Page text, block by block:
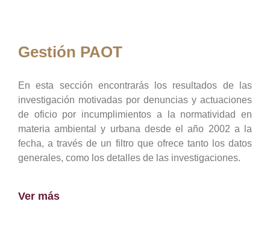
Gestión PAOT
En esta sección encontrarás los resultados de las
investigación motivadas por denuncias y actuaciones
de oficio por incumplimientos a la normatividad en
materia ambiental y urbana desde el año 2002 a la
fecha, a través de un filtro que ofrece tanto los datos
generales, como los detalles de las investigaciones.
Ver más